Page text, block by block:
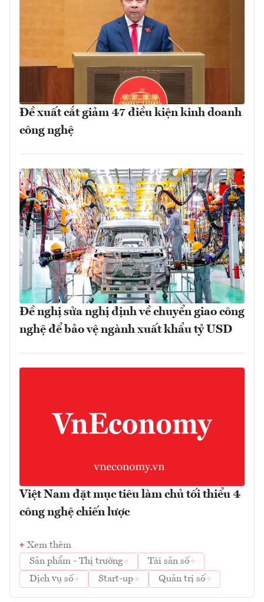
Đề xuất cắt giảm 47 điều kiện kinh doanh
công nghệ
Đề nghị sửa nghị định về chuyển giao công
nghệ để bảo vệ ngành xuất khẩu tỷ USD
Việt Nam đặt mục tiêu làm chủ tối thiểu 4
công nghệ chiến lược
Xem thêm
Sản phẩm - Thị trường
Tài sản số
Dịch vụ số
Start-up Quản trị số